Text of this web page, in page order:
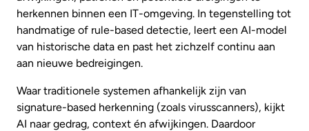
herkennen binnen een IT-omgeving. In tegenstelling tot
handmatige of rule-based detectie, leert een AI-model
van historische data en past het zichzelf continu aan
aan nieuwe bedreigingen.
Waar traditionele systemen afhankelijk zijn van
signature-based herkenning (zoals virusscanners), kijkt
AI naar gedrag, context én afwijkingen. Daardoor